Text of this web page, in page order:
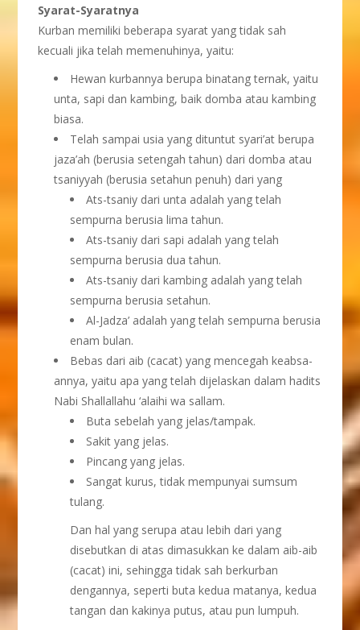
Syarat-Syaratnya
Kurban memiliki beberapa syarat yang tidak sah
kecuali jika telah memenuhinya, yaitu:
Hewan kurbannya berupa binatang ternak, yaitu
unta, sapi dan kambing, baik domba atau kambing
biasa.
Telah sampai usia yang dituntut syari’at berupa
jaza’ah (berusia setengah tahun) dari domba atau
tsaniyyah (berusia setahun penuh) dari yang
Ats-tsaniy dari unta adalah yang telah
sempurna berusia lima tahun.
Ats-tsaniy dari sapi adalah yang telah
sempurna berusia dua tahun.
Ats-tsaniy dari kambing adalah yang telah
sempurna berusia setahun.
Al-Jadza’ adalah yang telah sempurna berusia
enam bulan.
Bebas dari aib (cacat) yang mencegah keabsa-
annya, yaitu apa yang telah dijelaskan dalam hadits
Nabi Shallallahu ‘alaihi wa sallam.
Buta sebelah yang jelas/tampak.
Sakit yang jelas.
Pincang yang jelas.
Sangat kurus, tidak mempunyai sumsum
tulang.
Dan hal yang serupa atau lebih dari yang
disebutkan di atas dimasukkan ke dalam aib-aib
(cacat) ini, sehingga tidak sah berkurban
dengannya, seperti buta kedua matanya, kedua
tangan dan kakinya putus, atau pun lumpuh.